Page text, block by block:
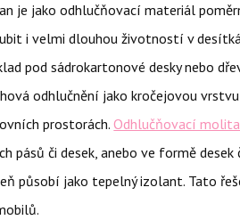
je jako odhlučňovací materiál
i velmi dlouhou životností v
pod sádrokartonové desky nebo
odhlučnění jako kročejovou
prostorách.Odhlučňovací
pásů či desek, anebo ve formě
působí jako tepelný izolant. Tato